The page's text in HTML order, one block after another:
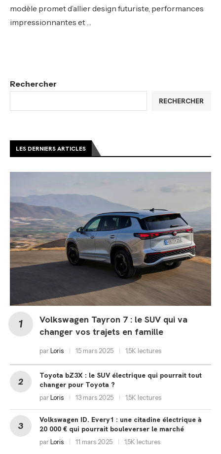
modèle promet d’allier design futuriste, performances
impressionnantes et …
Rechercher
RECHERCHER
LES DERNIERS ARTICLES
Volkswagen Tayron 7 : le SUV qui va
changer vos trajets en famille
parLoris 15 mars 2025 1,5K lectures
Toyota bZ3X : le SUV électrique qui pourrait tout
changer pour Toyota ?
parLoris 13 mars 2025 1,5K lectures
Volkswagen ID. Every1 : une citadine électrique à
20 000 € qui pourrait bouleverser le marché
parLoris 11 mars 2025 1,5K lectures